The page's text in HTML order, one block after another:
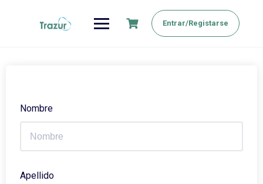
Entrar/Registarse
Nombre
Apellido